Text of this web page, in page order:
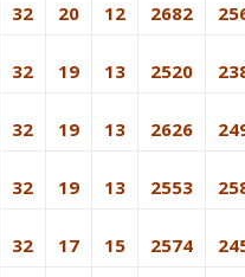
32 20 12 2682
32 19 13 2520
32 19 13 2626
32 19 13 2553
32 17 15 2574